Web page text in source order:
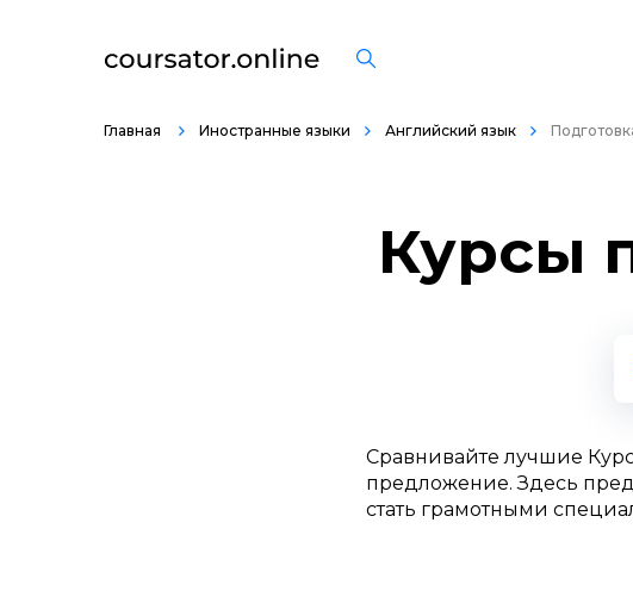
Главная Иностранные языки Английский язык
Курсы
Сравнивайте лучшие
предложение. Здесь
стать грамотными
сначала попробуйте